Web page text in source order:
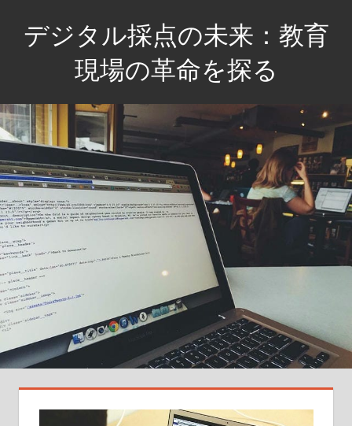
ツ
へ
ス
キ
ッ
プ
デジタル採点の未来：教育
現場の革命を探る
未
来
の
教
育
を
変
え
る、
効
率
的
な
採
点